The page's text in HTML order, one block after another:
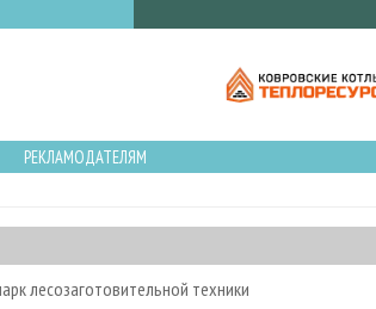
РЕКЛАМОДАТЕЛЯМ
лесозаготовительной техники